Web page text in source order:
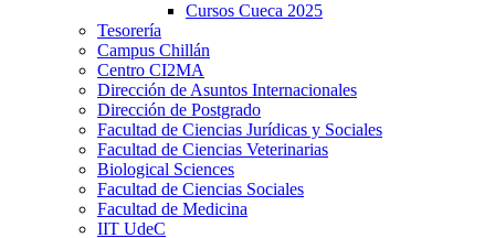
Cursos Cueca 2025
Tesorería
Campus Chillán
Centro CI2MA
Dirección de Asuntos Internacionales
Dirección de Postgrado
Facultad de Ciencias Jurídicas y Sociales
Facultad de Ciencias Veterinarias
Biological Sciences
Facultad de Ciencias Sociales
Facultad de Medicina
IIT UdeC